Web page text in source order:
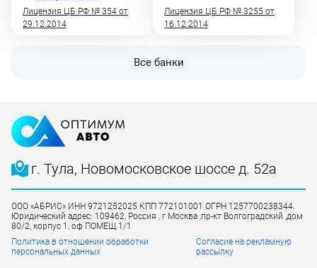
Лицензия ЦБ РФ № 354 от
29.12.2014
Лицензия ЦБ РФ № 3255 от
16.12.2014
Все банки
г. Тула, Новомосковское шоссе д. 52а
ООО «АБРИС» ИНН 9721252025 КПП 772101001 ОГРН 1257700238344.
Юридический адрес: 109462, Россия , г Москва ,пр-кт Волгоградский ,дом
80/2, корпус 1, оф ПОМЕЩ.1/1
Политика в отношении обработки
персональных данных
Согласие на рекламную
рассылку